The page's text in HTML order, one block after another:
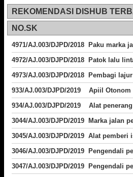
REKOMENDASI DISHUB
NO.SK
4971/AJ.003/DJPD/2018 Paku marka
4972/AJ.003/DJPD/2018 Patok lalu
4973/AJ.003/DJPD/2018
Pembagi
933/AJ.003/DJPD/2019 Apiil Otonom
934/AJ.003/DJPD/2019 Alat
3044/AJ.003/DJPD/2019 Marka jalan
3045/AJ.003/DJPD/2019 Alat pemberi
3046/AJ.003/DJPD/2019 Pengendali
3047/AJ.003/DJPD/2019 Pengendali